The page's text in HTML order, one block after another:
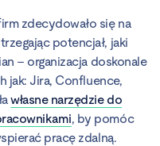
zdecydowało się na
potencjał, jaki
– organizacja doskonale
jak: Jira, Confluence,
własne narzędzie do
, by pomóc
pracę zdalną.